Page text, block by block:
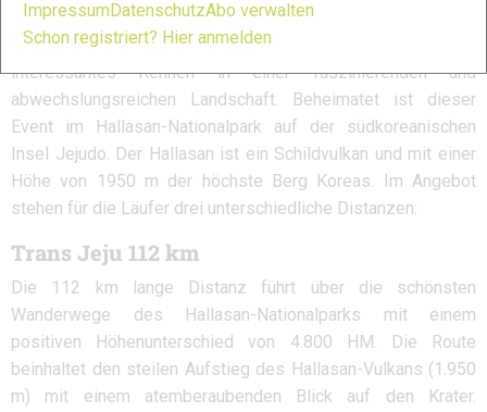
zugleich Bestandteil der Trans Asia Series ist. Die auf der
Homepage eingebundenen Eventclips versprechen ein
interessantes Rennen in einer faszinierenden und
abwechslungsreichen Landschaft. Beheimatet ist dieser
Event im Hallasan-Nationalpark auf der südkoreanischen
Insel Jejudo. Der Hallasan ist ein Schildvulkan und mit einer
Höhe von 1950 m der höchste Berg Koreas. Im Angebot
stehen für die Läufer drei unterschiedliche Distanzen:
Trans Jeju 112 km
Die 112 km lange Distanz führt über die schönsten
Wanderwege des Hallasan-Nationalparks mit einem
positiven Höhenunterschied von 4.800 HM. Die Route
beinhaltet den steilen Aufstieg des Hallasan-Vulkans (1.950
m) mit einem atemberaubenden Blick auf den Krater.
ImpressumDatenschutzAbo verwalten
Schon registriert? Hier anmelden